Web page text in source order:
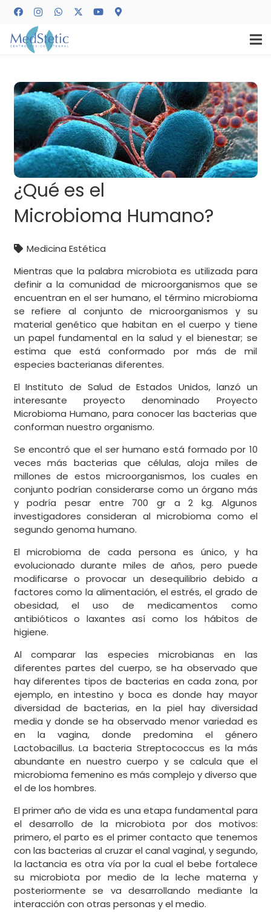
¿Qué es el
Microbioma Humano?
Medicina Estética
Mientras que la palabra microbiota es utilizada para
definir a la comunidad de microorganismos que se
encuentran en el ser humano, el término microbioma
se refiere al conjunto de microorganismos y su
material genético que habitan en el cuerpo y tiene
un papel fundamental en la salud y el bienestar; se
estima que está conformado por más de mil
especies bacterianas diferentes.
El Instituto de Salud de Estados Unidos, lanzó un
interesante proyecto denominado Proyecto
Microbioma Humano, para conocer las bacterias que
conforman nuestro organismo.
Se encontró que el ser humano está formado por 10
veces más bacterias que células, aloja miles de
millones de estos microorganismos, los cuales en
conjunto podrían considerarse como un órgano más
y podría pesar entre 700 gr a 2 kg. Algunos
investigadores consideran al microbioma como el
segundo genoma humano.
El microbioma de cada persona es único, y ha
evolucionado durante miles de años, pero puede
modificarse o provocar un desequilibrio debido a
factores como la alimentación, el estrés, el grado de
obesidad, el uso de medicamentos como
antibióticos o laxantes así como los hábitos de
higiene.
Al comparar las especies microbianas en las
diferentes partes del cuerpo, se ha observado que
hay diferentes tipos de bacterias en cada zona, por
ejemplo, en intestino y boca es donde hay mayor
diversidad de bacterias, en la piel hay diversidad
media y donde se ha observado menor variedad es
en la vagina, donde predomina el género
Lactobacillus. La bacteria Streptococcus es la más
abundante en nuestro cuerpo y se calcula que el
microbioma femenino es más complejo y diverso que
el de los hombres.
El primer año de vida es una etapa fundamental para
el desarrollo de la microbiota por dos motivos:
primero, el parto es el primer contacto que tenemos
con las bacterias al cruzar el canal vaginal, y segundo,
la lactancia es otra vía por la cual el bebe fortalece
su microbiota por medio de la leche materna y
posteriormente se va desarrollando mediante la
interacción con otras personas y el medio.